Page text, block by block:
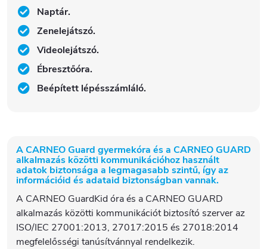
Naptár.
Zenelejátszó.
Videolejátszó.
Ébresztőóra.
Beépített lépésszámláló.
A CARNEO Guard gyermekóra és a CARNEO GUARD
alkalmazás közötti kommunikációhoz használt
adatok biztonsága a legmagasabb szintű, így az
információid és adataid biztonságban vannak.
A CARNEO GuardKid óra és a CARNEO GUARD
alkalmazás közötti kommunikációt biztosító szerver az
ISO/IEC 27001:2013, 27017:2015 és 27018:2014
megfelelősségi tanúsítvánnyal rendelkezik.